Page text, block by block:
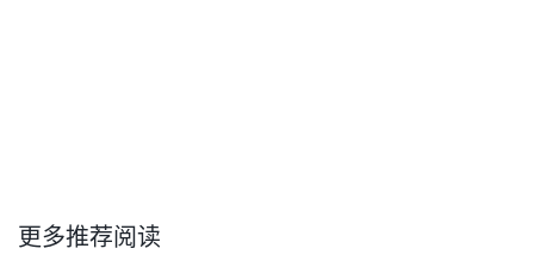
更多推荐阅读